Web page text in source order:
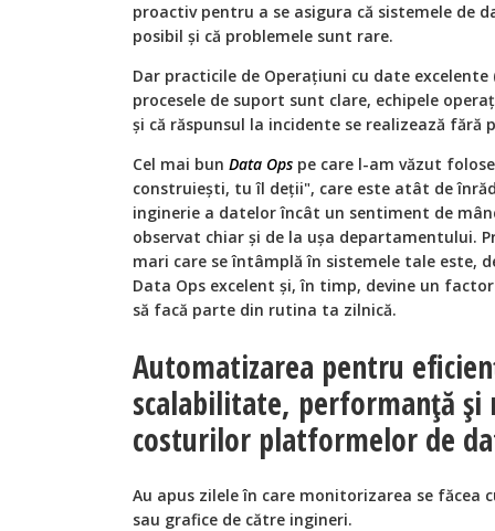
proactiv pentru a se asigura că sistemele de
posibil și că problemele sunt rare.
Dar practicile de Operațiuni cu date excelente
procesele de suport sunt clare, echipele
și că răspunsul la incidente se realizează fără
Cel mai bun Data Ops pe care l-am văzut
construiești, tu îl deții", care este atât de
inginerie a datelor încât un sentiment de
observat chiar și de la ușa departamentului.
mari care se întâmplă în sistemele tale este,
Data Ops excelent și, în timp, devine un
să facă parte din rutina ta zilnică.
Automatizarea pentru
scalabilitate, performanță și
costurilor platformelor de
Au apus zilele în care monitorizarea se făcea
sau grafice de către ingineri.